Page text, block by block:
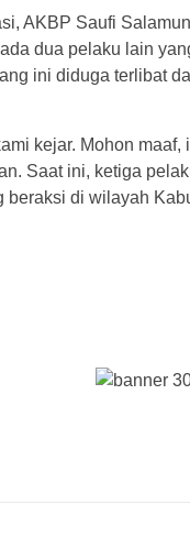
AKBP Saufi
dua pelaku lain
ini diduga terlibat
kejar. Mohon
Saat ini, ketiga
beraksi di wilayah